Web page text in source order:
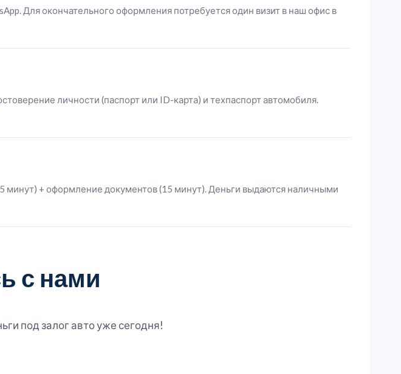
Для окончательного оформления потребуется один визит в наш офис в
личности (паспорт или ID-карта) и техпаспорт автомобиля.
минут) + оформление документов (15 минут). Деньги выдаются наличными
с нами
под залог авто уже сегодня!